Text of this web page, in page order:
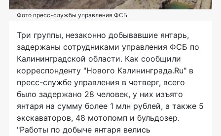
Фото пресс-службы управления ФСБ
Три группы, незаконно добывавшие янтарь,
задержаны сотрудниками управления ФСБ по
Калининградской области. Как сообщили
корреспонденту "Нового Калининграда.Ru" в
пресс-службе управления в четверг, всего
было задержано 28 человек, у них изъято
янтаря на сумму более 1 млн рублей, а также 5
экскаваторов, 48 мотопомп и бульдозер.
"Работы по добыче янтаря велись